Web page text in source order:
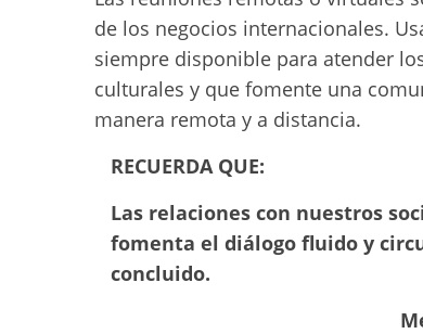
de los negocios internacionales.
siempre disponible para atender
culturales y que fomente una
manera remota y a distancia.
RECUERDA QUE:
Las relaciones con nuestros
fomenta el diálogo fluido y
concluido.